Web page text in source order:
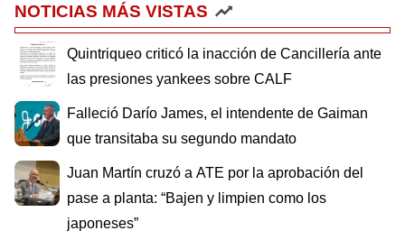
NOTICIAS MÁS VISTAS
Quintriqueo criticó la inacción de Cancillería ante
las presiones yankees sobre CALF
Falleció Darío James, el intendente de Gaiman
que transitaba su segundo mandato
Juan Martín cruzó a ATE por la aprobación del
pase a planta: “Bajen y limpien como los
japoneses”